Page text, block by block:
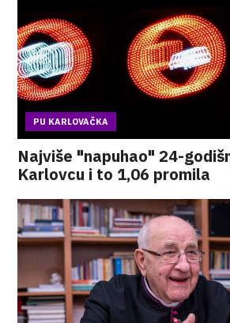
PU KARLOVAČKA
Najviše "napuhao" 24-
Karlovcu i to 1,06 promila